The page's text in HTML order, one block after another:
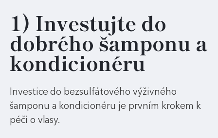
1) Investujte do
dobrého šamponu a
kondicionéru
Investice do bezsulfátového výživného
šamponu a kondicionéru je prvním krokem k
péči o vlasy.